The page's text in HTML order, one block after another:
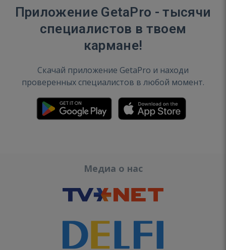
Приложение GetaPro - тысячи
специалистов в твоем
кармане!
Скачай приложение GetaPro и находи
проверенных специалистов в любой момент.
Медиа о нас